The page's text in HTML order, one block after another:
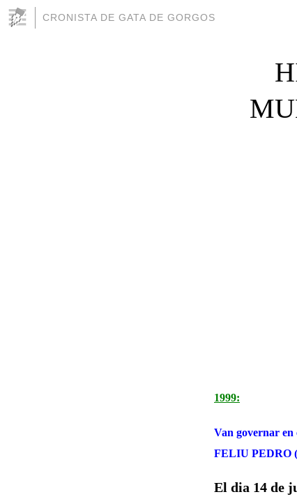
CRONISTA DE GATA DE GORGOS
1999:
Van governar en
FELIU PEDRO
El dia 14 de